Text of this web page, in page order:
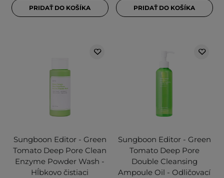
PRIDAŤ DO KOŠÍKA PRIDAŤ DO KOŠÍKA
Sungboon Editor - Green
Tomato Deep Pore Clean
Enzyme Powder Wash -
Hĺbkovo čistiaci
Sungboon Editor - Green
Tomato Deep Pore
Double Cleansing
Ampoule Oil - Odličovací